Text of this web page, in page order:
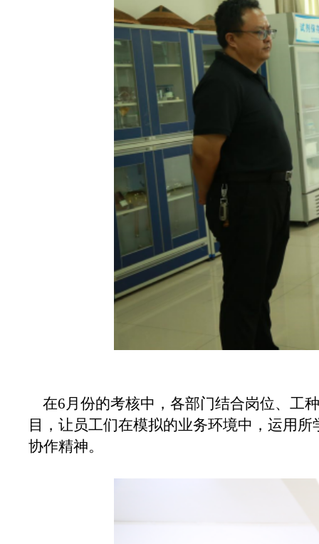
在6月份的考核中，各部门结合岗位、工
目，让员工们在模拟的业务环境中，运用
协作精神。